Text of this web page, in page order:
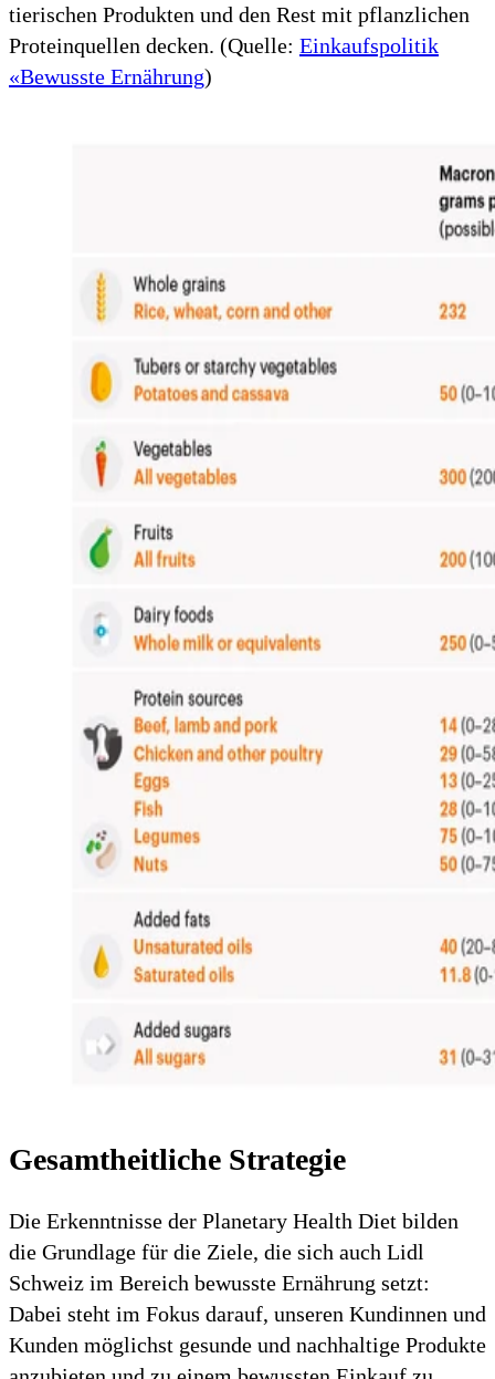
tierischen Produkten und den Rest mit pflanzlichen
Proteinquellen decken. (Quelle: Einkaufspolitik
«Bewusste Ernährung)
Gesamtheitliche Strategie
Die Erkenntnisse der Planetary Health Diet bilden
die Grundlage für die Ziele, die sich auch Lidl
Schweiz im Bereich bewusste Ernährung setzt:
Dabei steht im Fokus darauf, unseren Kundinnen und
Kunden möglichst gesunde und nachhaltige Produkte